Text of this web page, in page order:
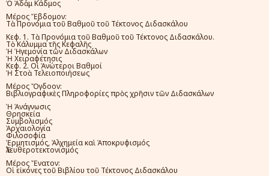
Ὁ Ἀδὰμ Κάδμος
Μέρος Ἕβδομον:
Τὰ Προνόμια τοῦ Βαθμοῦ τοῦ Τέκτονος Διδασκάλου
Κεφ. 1. Τὰ Προνόμια τοῦ Βαθμοῦ τοῦ Τέκτονος Διδασκάλου.
Τὸ Κάλυμμα τῆς Κεφαλῆς
Ἡ Ἡγεμονία τῶν Διδασκάλων
Ἡ Χειραφέτησις
Κεφ. 2. Οἱ Ἀνώτεροι Βαθμοί
Ἡ Στοὰ Τελειοποιήσεως
Μέρος Ὄγδοον:
Βιβλιογραφικὲς Πληροφορίες πρὸς χρῆσιν τῶν Διδασκάλων
Ἡ Ἀνάγνωσις
Θρησκεία
Συμβολισμός
Ἀρχαιολογία
Φιλοσοφία
Ἑρμητισμός, Ἀλχημεία καὶ Ἀποκρυφισμός
Ἐλευθεροτεκτονισμός
Μέρος Ἔνατον:
Οἱ εἰκόνες τοῦ Βιβλίου τοῦ Τέκτονος Διδασκάλου